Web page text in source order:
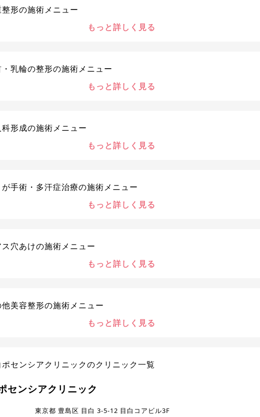
形の施術メニュー
もっと詳しく見る
乳輪の整形の施術メニュー
もっと詳しく見る
形成の施術メニュー
もっと詳しく見る
手術・多汗症治療の施術メニュー
もっと詳しく見る
ス穴あけの施術メニュー
もっと詳しく見る
他美容整形の施術メニュー
もっと詳しく見る
ポセンシアクリニックのクリニック一覧
センシアクリニック
東京都 豊島区 目白 3-5-12 目白コアビル3F